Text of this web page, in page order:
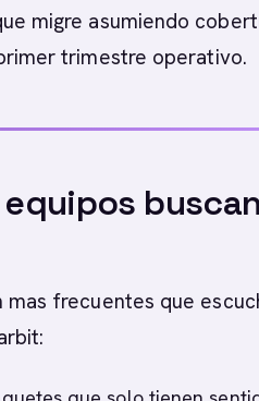
migre asumiendo
trimestre operativo.
frecuentes que